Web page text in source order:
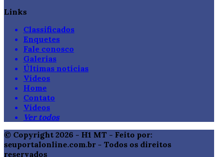
Links
Classificados
Enquetes
Fale conosco
Galerias
Últimas notícias
Vídeos
Home
Contato
Vídeos
Ver todos
© Copyright 2026 - H1 MT - Feito por:
seuportalonline.com.br - Todos os direitos
reservados